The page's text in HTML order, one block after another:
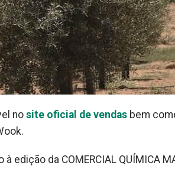
no site oficial de vendas bem
edição da COMERCIAL QUÍMICA